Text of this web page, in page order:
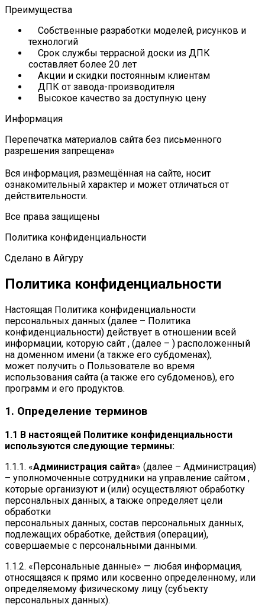
Преимущества
Собственные разработки моделей, рисунков и
технологий
Срок службы террасной доски из ДПК
составляет более 20 лет
Акции и скидки постоянным клиентам
ДПК от завода-производителя
Высокое качество за доступную цену
Информация
Перепечатка материалов сайта без письменного
разрешения запрещена»
Вся информация, размещённая на сайте, носит
ознакомительный характер и может отличаться от
действительности.
Все права защищены
Политика конфиденциальности
Сделано в Айгуру
Политика конфиденциальности
Настоящая Политика конфиденциальности
персональных данных (далее – Политика
конфиденциальности) действует в отношении всей
информации, которую сайт , (далее – ) расположенный
на доменном имени (а также его субдоменах),
может получить о Пользователе во время
использования сайта (а также его субдоменов), его
программ и его продуктов.
1. Определение терминов
1.1 В настоящей Политике конфиденциальности
используются следующие термины:
1.1.1. «Администрация сайта» (далее – Администрация)
– уполномоченные сотрудники на управление сайтом ,
которые организуют и (или) осуществляют обработку
персональных данных, а также определяет цели
обработки
персональных данных, состав персональных данных,
подлежащих обработке, действия (операции),
совершаемые с персональными данными.
1.1.2. «Персональные данные» — любая информация,
относящаяся к прямо или косвенно определенному, или
определяемому физическому лицу (субъекту
персональных данных).